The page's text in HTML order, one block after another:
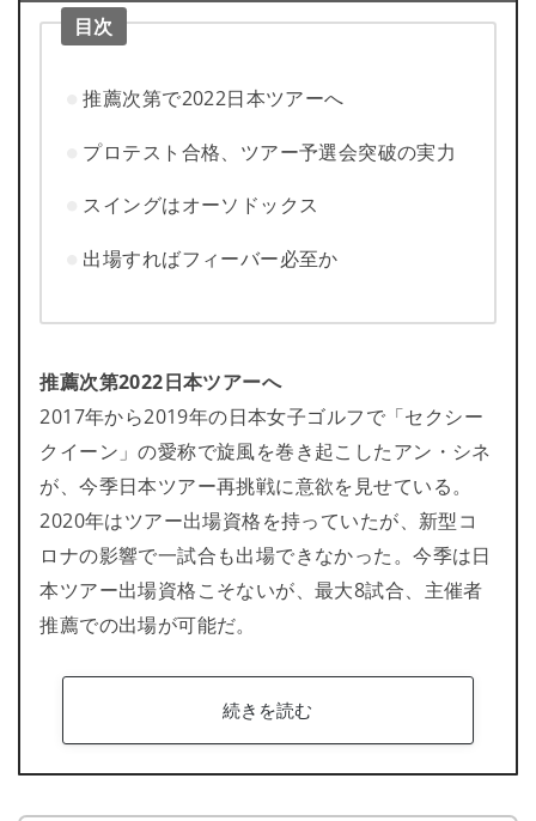
目次
推薦次第で2022日本ツアーへ
プロテスト合格、ツアー予選会突破の実力
スイングはオーソドックス
出場すればフィーバー必至か
推薦次第2022日本ツアーへ
2017年から2019年の日本女子ゴルフで「セクシー
クイーン」の愛称で旋風を巻き起こしたアン・シネ
が、今季日本ツアー再挑戦に意欲を見せている。
2020年はツアー出場資格を持っていたが、新型コ
ロナの影響で一試合も出場できなかった。今季は日
本ツアー出場資格こそないが、最大8試合、主催者
推薦での出場が可能だ。
続きを読む